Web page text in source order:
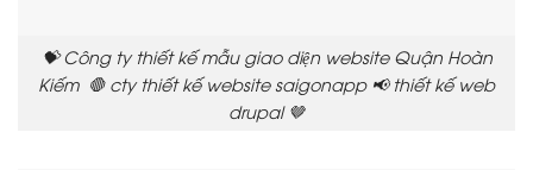
💝 Công ty thiết kế mẫu giao diện website Quận Hoàn
Kiếm 🛑 cty thiết kế website saigonapp 📢 thiết kế web
drupal 🤎